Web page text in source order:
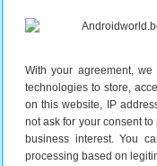
With your agreement, we
technologies to store,
on this website, IP
not ask for your consent
business interest. You
processing based on
garantie lang op
We hoeven ons
we zitten met het
heel premium,
consument is dit